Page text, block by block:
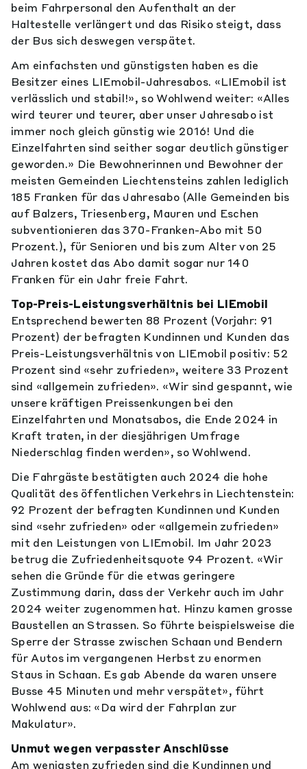
beim Fahrpersonal den Aufenthalt an der
Haltestelle verlängert und das Risiko steigt, dass
der Bus sich deswegen verspätet.
Am einfachsten und günstigsten haben es die
Besitzer eines LIEmobil-Jahresabos. «LIEmobil ist
verlässlich und stabil!», so Wohlwend weiter: «Alles
wird teurer und teurer, aber unser Jahresabo ist
immer noch gleich günstig wie 2016! Und die
Einzelfahrten sind seither sogar deutlich günstiger
geworden.» Die Bewohnerinnen und Bewohner der
meisten Gemeinden Liechtensteins zahlen lediglich
185 Franken für das Jahresabo (Alle Gemeinden bis
auf Balzers, Triesenberg, Mauren und Eschen
subventionieren das 370-Franken-Abo mit 50
Prozent.), für Senioren und bis zum Alter von 25
Jahren kostet das Abo damit sogar nur 140
Franken für ein Jahr freie Fahrt.
Top-Preis-Leistungsverhältnis bei LIEmobil
Entsprechend bewerten 88 Prozent (Vorjahr: 91
Prozent) der befragten Kundinnen und Kunden das
Preis-Leistungsverhältnis von LIEmobil positiv: 52
Prozent sind «sehr zufrieden», weitere 33 Prozent
sind «allgemein zufrieden». «Wir sind gespannt, wie
unsere kräftigen Preissenkungen bei den
Einzelfahrten und Monatsabos, die Ende 2024 in
Kraft traten, in der diesjährigen Umfrage
Niederschlag finden werden», so Wohlwend.
Die Fahrgäste bestätigten auch 2024 die hohe
Qualität des öffentlichen Verkehrs in Liechtenstein:
92 Prozent der befragten Kundinnen und Kunden
sind «sehr zufrieden» oder «allgemein zufrieden»
mit den Leistungen von LIEmobil. Im Jahr 2023
betrug die Zufriedenheitsquote 94 Prozent. «Wir
sehen die Gründe für die etwas geringere
Zustimmung darin, dass der Verkehr auch im Jahr
2024 weiter zugenommen hat. Hinzu kamen grosse
Baustellen an Strassen. So führte beispielsweise die
Sperre der Strasse zwischen Schaan und Bendern
für Autos im vergangenen Herbst zu enormen
Staus in Schaan. Es gab Abende da waren unsere
Busse 45 Minuten und mehr verspätet», führt
Wohlwend aus: «Da wird der Fahrplan zur
Makulatur».
Unmut wegen verpasster Anschlüsse
Am wenigsten zufrieden sind die Kundinnen und